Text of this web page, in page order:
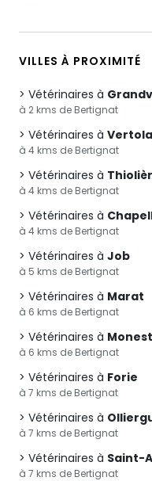
VILLES À PROXIMITÉ
Vétérinaires à
à 2 kms de Bertignat
Vétérinaires à
à 4 kms de Bertignat
Vétérinaires à
à 4 kms de Bertignat
Vétérinaires à
à 4 kms de Bertignat
Vétérinaires à Job
à 5 kms de Bertignat
Vétérinaires à Marat
à 6 kms de Bertignat
Vétérinaires à
à 6 kms de Bertignat
Vétérinaires à Forie
à 7 kms de Bertignat
Vétérinaires à
à 7 kms de Bertignat
Vétérinaires à Saint-
à 7 kms de Bertignat